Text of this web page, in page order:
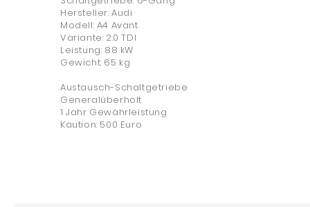
Hersteller: Audi
Modell: A4 Avant
Variante: 2.0 TDI
Leistung: 88 kW
Gewicht: 65 kg
Austausch-Schaltgetriebe
Generalüberholt
1 Jahr Gewährleistung
Kaution: 500 Euro